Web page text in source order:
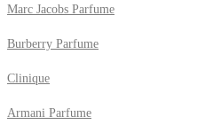
Marc Jacobs Parfume
Burberry Parfume
Clinique
Armani Parfume